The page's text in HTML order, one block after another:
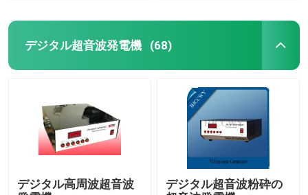
デジタル超音波発電機 (68)
デジタル高周波超音波
デジタル超音波粉砕の